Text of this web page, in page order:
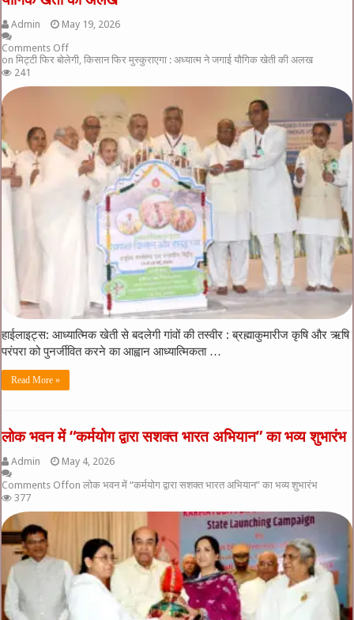
Admin
May 19, 2026
Comments Off
on मिट्टी फिर बोलेगी, किसान फिर मुस्कुराएगा : अध्यात्म ने जगाई यौगिक खेती की अलख
241
हाईलाइट्स: आध्यात्मिक खेती से बदलेगी गांवों की तस्वीर : ब्रह्माकुमारीज कृषि और ऋषि
परंपरा को पुनर्जीवित करने का आह्वान आध्यात्मिकता …
Read More »
लोक भवन में “कर्मयोग द्वारा सशक्त भारत अभियान” का भव्य शुभारंभ
Admin
May 4, 2026
Comments Offon लोक भवन में “कर्मयोग द्वारा सशक्त भारत अभियान” का भव्य शुभारंभ
377